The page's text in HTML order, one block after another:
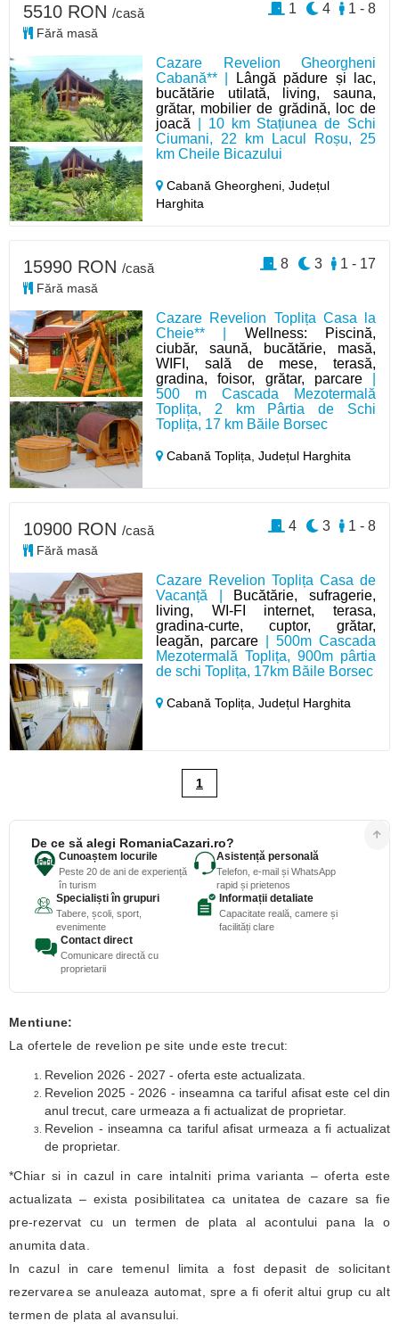
Cazare Revelion Gheorgheni
Cabană** |
Lângă pădure și lac,
bucătărie utilată, living, sauna,
grătar, mobilier de grădină, loc de
joacă | 10 km Stațiunea de Schi
Ciumani, 22 km Lacul Roșu, 25
km Cheile Bicazului
Cabană Gheorgheni,Județul
Harghita
5510 RON /casă
Fără masă
1 - 8
4
1
Cazare Revelion Toplița Casa la
Cheie** | Wellness: Piscină,
ciubăr, saună, bucătărie, masă,
WIFI, sală de mese, terasă,
gradina, foisor, grătar, parcare|
500 m Cascada Mezotermală
Toplița, 2 km Pârtia de Schi
Toplița, 17 km Băile Borsec
Cabană Toplița,Județul Harghita
15990 RON /casă
Fără masă
1 - 17
3
8
Cazare Revelion Toplița Casa de
Vacanță | Bucătărie, sufragerie,
living, WI-FI internet, terasa,
gradina-curte, cuptor, grătar,
leagăn, parcare | 500m Cascada
Mezotermală Toplița, 900m pârtia
de schi Toplița, 17km Băile Borsec
Cabană Toplița,Județul Harghita
10900 RON /casă
Fără masă
1 - 8
3
4
1
De ce să alegi RomaniaCazari.ro?
Cunoaștem locurile
Peste 20 de ani de experiență
în turism
Asistență personală
Telefon, e-mail și WhatsApp
rapid și prietenos
Specialiști în grupuri
Tabere, școli, sport,
evenimente
Informații detaliate
Capacitate reală, camere și
facilități clare
Contact direct
Comunicare directă cu
proprietarii
Mentiune:
La ofertele de revelion pe site unde este trecut:
Revelion 2026 - 2027 - oferta este actualizata.
Revelion 2025 - 2026 - inseamna ca tariful afisat este cel din
anul trecut, care urmeaza a fi actualizat de proprietar.
Revelion - inseamna ca tariful afisat urmeaza a fi actualizat
de proprietar.
*Chiar si in cazul in care intalniti prima varianta – oferta este
actualizata – exista posibilitatea ca unitatea de cazare sa fie
pre-rezervat cu un termen de plata al acontului pana la o
anumita data.
In cazul in care temenul limita a fost depasit de solicitant
rezervarea se anuleaza automat, spre a fi oferit altui grup cu alt
termen de plata al avansului.